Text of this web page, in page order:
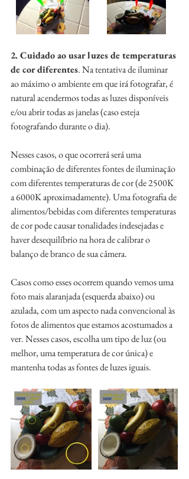
2. Cuidado ao usar luzes de temperaturas
de cor diferentes. Na tentativa de iluminar
ao máximo o ambiente em que irá fotografar, é
natural acendermos todas as luzes disponíveis
e/ou abrir todas as janelas (caso esteja
fotografando durante o dia).
Nesses casos, o que ocorrerá será uma
combinação de diferentes fontes de iluminação
com diferentes temperaturas de cor (de 2500K
a 6000K aproximadamente). Uma fotografia de
alimentos/bebidas com diferentes temperaturas
de cor pode causar tonalidades indesejadas e
haver desequilíbrio na hora de calibrar o
balanço de branco de sua câmera.
Casos como esses ocorrem quando vemos uma
foto mais alaranjada (esquerda abaixo) ou
azulada, com um aspecto nada convencional às
fotos de alimentos que estamos acostumados a
ver. Nesses casos, escolha um tipo de luz (ou
melhor, uma temperatura de cor única) e
mantenha todas as fontes de luzes iguais.